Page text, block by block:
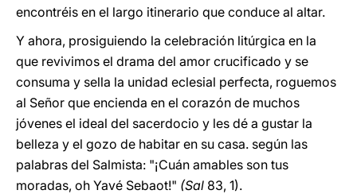
encontréis en el largo itinerario que conduce al altar.
Y ahora, prosiguiendo la celebración litúrgica en la
que revivimos el drama del amor crucificado y se
consuma y sella la unidad eclesial perfecta, roguemos
al Señor que encienda en el corazón de muchos
jóvenes el ideal del sacerdocio y les dé a gustar la
belleza y el gozo de habitar en su casa. según las
palabras del Salmista: "¡Cuán amables son tus
moradas, oh Yavé Sebaot!" (Sal 83, 1).